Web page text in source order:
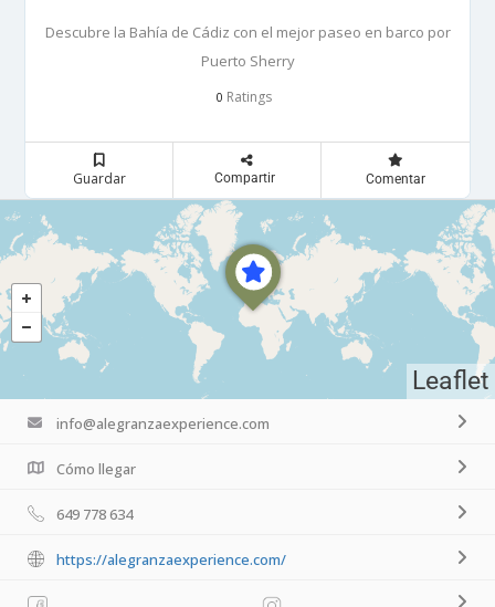
Descubre la Bahía de Cádiz con el mejor paseo en barco por
Puerto Sherry
0 Ratings
Guardar Compartir Comentar
Leaflet
info@alegranzaexperience.com
Cómo llegar
649 778 634
https://alegranzaexperience.com/